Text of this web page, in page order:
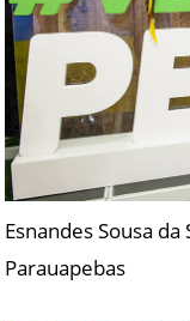
Esnandes Sousa
Parauapebas